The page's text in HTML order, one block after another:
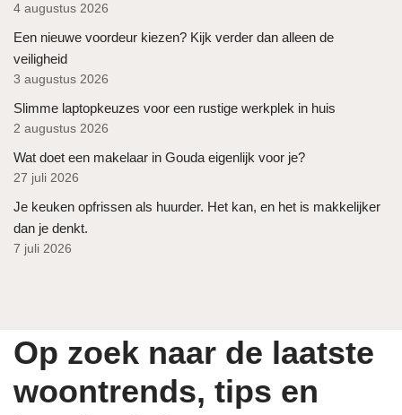
4 augustus 2026
Een nieuwe voordeur kiezen? Kijk verder dan alleen de
veiligheid
3 augustus 2026
Slimme laptopkeuzes voor een rustige werkplek in huis
2 augustus 2026
Wat doet een makelaar in Gouda eigenlijk voor je?
27 juli 2026
Je keuken opfrissen als huurder. Het kan, en het is makkelijker
dan je denkt.
7 juli 2026
Op zoek naar de laatste
woontrends, tips en